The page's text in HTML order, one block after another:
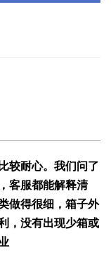
较耐心。我们问了
客服都能解释清
做得很细，箱子外
，没有出现少箱或